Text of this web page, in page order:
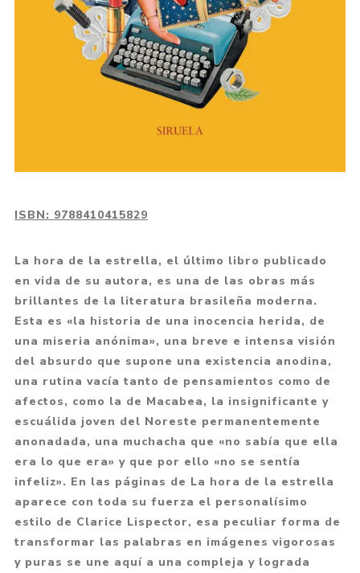
ISBN: 9788410415829
La hora de la estrella, el último libro publicado
en vida de su autora, es una de las obras más
brillantes de la literatura brasileña moderna.
Esta es «la historia de una inocencia herida, de
una miseria anónima», una breve e intensa visión
del absurdo que supone una existencia anodina,
una rutina vacía tanto de pensamientos como de
afectos, como la de Macabea, la insignificante y
escuálida joven del Noreste permanentemente
anonadada, una muchacha que «no sabía que ella
era lo que era» y que por ello «no se sentía
infeliz». En las páginas de La hora de la estrella
aparece con toda su fuerza el personalísimo
estilo de Clarice Lispector, esa peculiar forma de
transformar las palabras en imágenes vigorosas
y puras se une aquí a una compleja y lograda